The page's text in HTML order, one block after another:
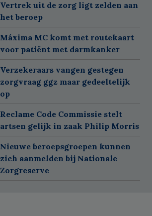
Vertrek uit de zorg ligt zelden aan
het beroep
Máxima MC komt met routekaart
voor patiënt met darmkanker
Verzekeraars vangen gestegen
zorgvraag ggz maar gedeeltelijk
op
Reclame Code Commissie stelt
artsen gelijk in zaak Philip Morris
Nieuwe beroepsgroepen kunnen
zich aanmelden bij Nationale
Zorgreserve